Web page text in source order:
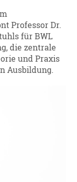
Professor Dr.
für BWL
die zentrale
und Praxis
Ausbildung.